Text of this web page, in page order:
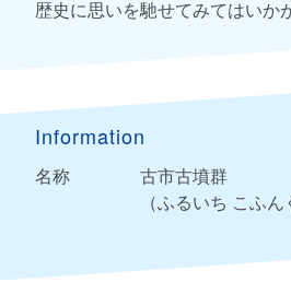
歴史に思いを馳せてみてはいか
Information
名称
古市古墳群
（ふるいち こふん